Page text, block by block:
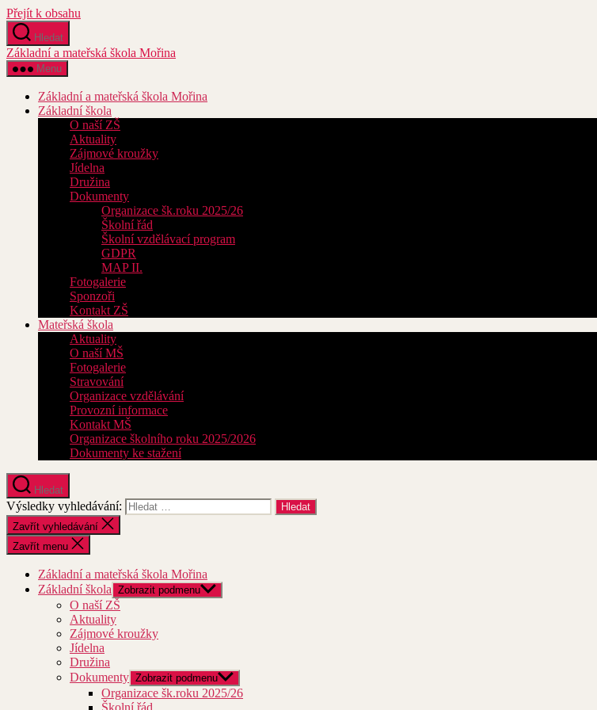
Přejít k obsahu
Hledat
Základní a mateřská škola Mořina
Menu
Základní a mateřská škola Mořina
Základní škola
O naší ZŠ
Aktuality
Zájmové kroužky
Jídelna
Družina
Dokumenty
Organizace šk.roku 2025/26
Školní řád
Školní vzdělávací program
GDPR
MAP II.
Fotogalerie
Sponzoři
Kontakt ZŠ
Mateřská škola
Aktuality
O naší MŠ
Fotogalerie
Stravování
Organizace vzdělávání
Provozní informace
Kontakt MŠ
Organizace školního roku 2025/2026
Dokumenty ke stažení
Hledat
Výsledky vyhledávání:
Zavřít vyhledávání
Zavřít menu
Základní a mateřská škola Mořina
Základní škola Zobrazit podmenu
O naší ZŠ
Aktuality
Zájmové kroužky
Jídelna
Družina
Dokumenty Zobrazit podmenu
Organizace šk.roku 2025/26
Školní řád